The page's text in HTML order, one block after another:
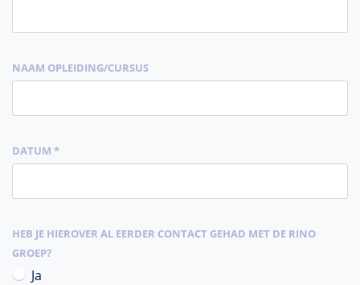
NAAM OPLEIDING/CURSUS
DATUM *
HEB JE HIEROVER AL EERDER CONTACT GEHAD MET DE RINO
GROEP?
Ja